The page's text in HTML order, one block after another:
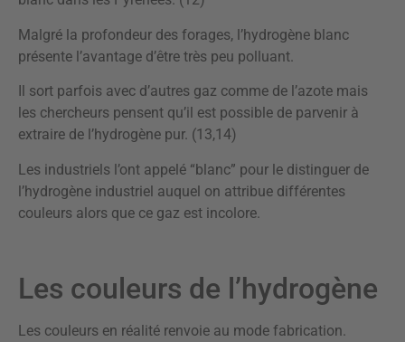
Malgré la profondeur des forages, l’hydrogène blanc
présente l’avantage d’être très peu polluant.
Il sort parfois avec d’autres gaz comme de l’azote mais
les chercheurs pensent qu’il est possible de parvenir à
extraire de l’hydrogène pur. (13,14)
Les industriels l’ont appelé “blanc” pour le distinguer de
l’hydrogène industriel auquel on attribue différentes
couleurs alors que ce gaz est incolore.
Les couleurs de l’hydrogène
Les couleurs en réalité renvoie au mode fabrication.